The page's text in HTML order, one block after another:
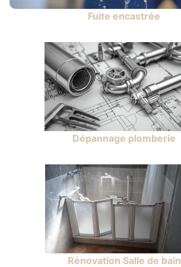
Fuite encastrée
Dépannage plomberie
Rénovation Salle de bain